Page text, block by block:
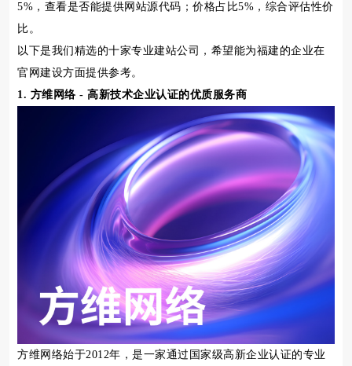
5%，查看是否能提供网站源代码；价格占比5%，综合评估性价
比。
以下是我们精选的十家专业建站公司，希望能为福建的企业在
官网建设方面提供参考。
1. 方维网络 - 高新技术企业认证的优质服务商
方维网络始于2012年，是一家通过国家级高新企业认证的专业